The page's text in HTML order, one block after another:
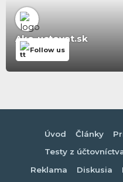
Ako-uctovat.sk
Follow us
Úvod Články
Testy z
Reklama
Diskusia